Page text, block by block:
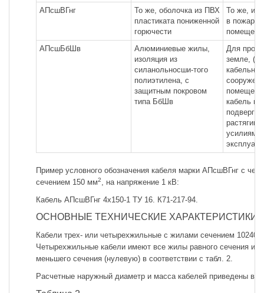
АПсшВГнг
То же, оболочка из ПВХ
пластиката пониженной
горючести
То же, и
в
АПсшБбШв
Алюминиевые жилы,
изоляция из
силанольносши-того
полиэтилена, с
защитным покровом
типа БбШв
Для
земле, (в
кабельных
кабель не
усилиям
Пример условного обозначения кабеля марки АПсшВГнг с
сечением 150 мм2
, на напряжение 1 кВ:
Кабель АПсшВГнг 4x150-1 ТУ 16. К71-217-94.
ОСНОВНЫЕ ТЕХНИЧЕСКИЕ ХАРАКТЕРИСТИКИ
Кабели трех- или четырехжильные с жилами сечением 10240
Четырехжильные кабели имеют все жилы равного сечения
меньшего сечения (нулевую) в соответствии с табл. 2.
Расчетные наружный диаметр и масса кабелей приведены в